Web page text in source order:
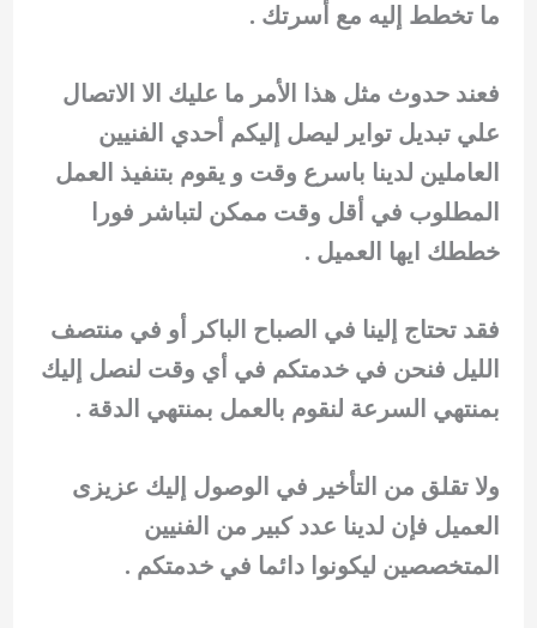
ما تخطط إليه مع أسرتك .
فعند حدوث مثل هذا الأمر ما عليك الا الاتصال
علي تبديل تواير ليصل إليكم أحدي الفنيين
العاملين لدينا باسرع وقت و يقوم بتنفيذ العمل
المطلوب في أقل وقت ممكن لتباشر فورا
خططك ايها العميل .
فقد تحتاج إلينا في الصباح الباكر أو في منتصف
الليل فنحن في خدمتكم في أي وقت لنصل إليك
بمنتهي السرعة لنقوم بالعمل بمنتهي الدقة .
ولا تقلق من التأخير في الوصول إليك عزيزى
العميل فإن لدينا عدد كبير من الفنيين
المتخصصين ليكونوا دائما في خدمتكم .